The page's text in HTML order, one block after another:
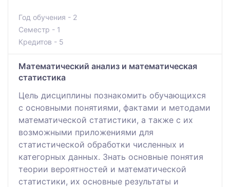
Год обучения - 2
Семестр - 1
Кредитов - 5
Математический анализ и математическая
статистика
Цель дисциплины познакомить обучающихся
с основными понятиями, фактами и методами
математической статистики, а также с их
возможными приложениями для
статистической обработки численных и
категорных данных. Знать основные понятия
теории вероятностей и математической
статистики, их основные результаты и